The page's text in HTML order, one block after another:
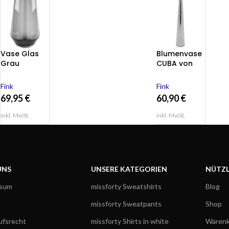
Vase Glas
Grau
Dekovase
Tischvase
LINEA von
Fink Living 36
Fink
69,95€
inkl. MwSt.
Blumenvase
CUBA von
cm Höhe
Fink
60,90€
inkl. MwSt.
UNSERE KATEGORIEN
missforty Sweatshirts
missforty Sweatpants
missforty Shirts in white
Blog
Shop